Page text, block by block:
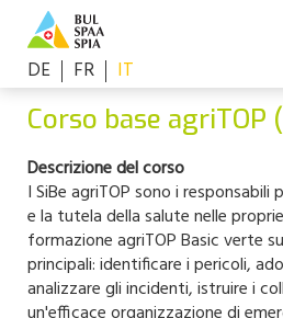
DE FR IT
Corso base agriTOP
Descrizione del corso
I SiBe agriTOP sono i responsabili
e la tutela della salute nelle
formazione agriTOP Basic verte
principali: identificare i pericoli,
analizzare gli incidenti, istruire i